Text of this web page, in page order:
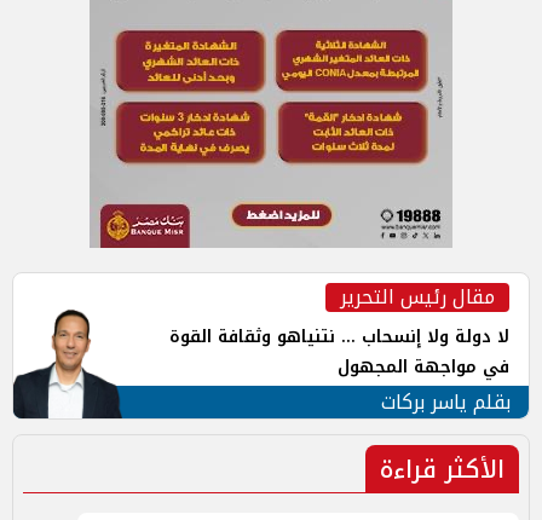
مقال رئيس التحرير
لا دولة ولا إنسحاب ... نتنياهو وثقافة القوة
في مواجهة المجهول
بقلم ياسر بركات
الأكثر قراءة